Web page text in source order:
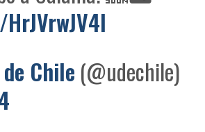
Chile (@udechile)